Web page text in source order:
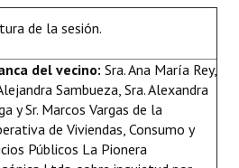
- Registro
de la sesión.
del vecino: Sra. Ana María Rey,
Sambueza, Sra. Alexandra
y Sr. Marcos Vargas de la
de Viviendas, Consumo y
Públicos La Pionera